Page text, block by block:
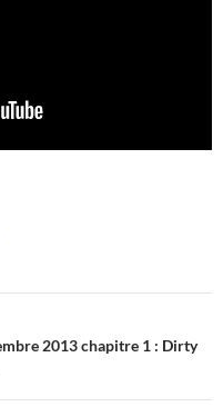
2013 chapitre 1 : Dirty